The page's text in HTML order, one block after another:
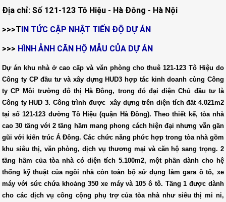
Địa chỉ: Số 121-123 Tô Hiệu - Hà Đông - Hà Nội
>>>TIN TỨC CẬP NHẬT TIẾN ĐỘ DỰ ÁN
>>> HÌNH ẢNH CĂN HỘ MẪU CỦA DỰ ÁN
Dự án khu nhà ở cao cấp và văn phòng cho thuê 121-123 Tô Hiệu do
Công ty CP đầu tư và xây dựng HUD3 hợp tác kinh doanh cùng Công
ty CP Môi trường đô thị Hà Đông, trong đó đại diện Chủ đầu tư là
Công ty HUD 3. Công trình được xây dựng trên diện tích đất 4.021m2
tại số 121-123 đường Tô Hiệu (quận Hà Đông). Theo thiết kế, tòa nhà
cao 30 tầng với 2 tầng hầm mang phong cách hiện đại nhưng vẫn gần
gũi với kiến trúc Á Đông. Các chức năng phức hợp trong tòa nhà gồm
khu siêu thị, văn phòng, dịch vụ thương mại và căn hộ sang trọng. 2
tầng hầm của tòa nhà có diện tích 5.100m2, một phần dành cho hệ
thống kỹ thuật của ngôi nhà còn toàn bộ sử dụng làm gara ô tô, xe
máy với sức chứa khoảng 350 xe máy và 105 ô tô. Tầng 1 được dành
cho các dịch vụ công cộng phụ trợ của tòa nhà như siêu thị mi ni,